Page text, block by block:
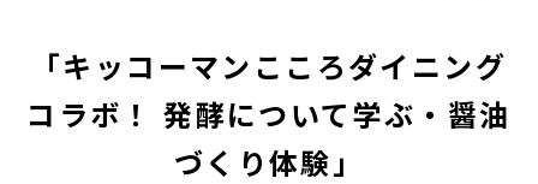
「キッコーマンこころダイニング
コラボ！ 発酵について学ぶ・醤油
づくり体験」